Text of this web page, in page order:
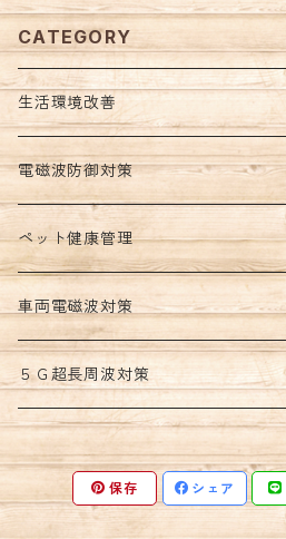
CATEGORY
生活環境改善
５Ｇ電磁波防御グッズ
電磁波過敏対策
電磁波攻撃対策
電磁波防御対策
不眠改善
ペット健康管理
波動環境改善
室内環境改善
車両電磁波対策
５Ｇ超長周波対策
保存 シェア